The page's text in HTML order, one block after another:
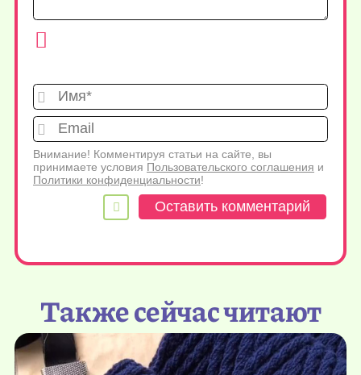
Имя*
Внимание! Комментируя статьи на сайте, вы
принимаете условия Пользовательского соглашения и
Политики конфиденциальности!
Также сейчас читают